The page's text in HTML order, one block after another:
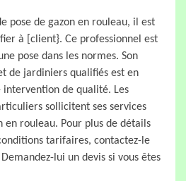
pose de gazon en rouleau, il est
à [client}. Ce professionnel est
pose dans les normes. Son
de jardiniers qualifiés est en
de qualité. Les
sollicitent ses services
en rouleau. Pour plus de détails
tarifaires, contactez-le
lui un devis si vous êtes